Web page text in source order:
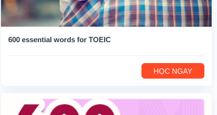
600 essential words for TOEIC
HỌC NGAY